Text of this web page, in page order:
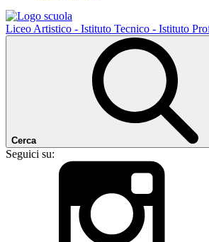
Liceo Artistico - Istituto Tecnico - Istituto
Cerca
Seguici su: